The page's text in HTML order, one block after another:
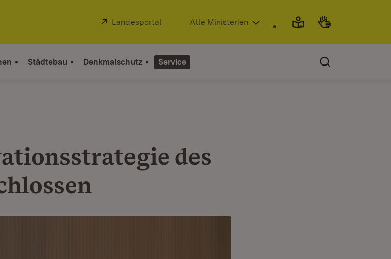
Extern:
Landesportal (Öffnet in neuem Fenster)
Alle Ministerien
Städtebau Denkmalschutz Service
des